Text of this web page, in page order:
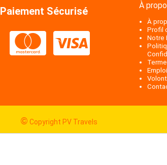
Paiement Sécurisé À
À
Profil
Notre
© Copyright PV Travels